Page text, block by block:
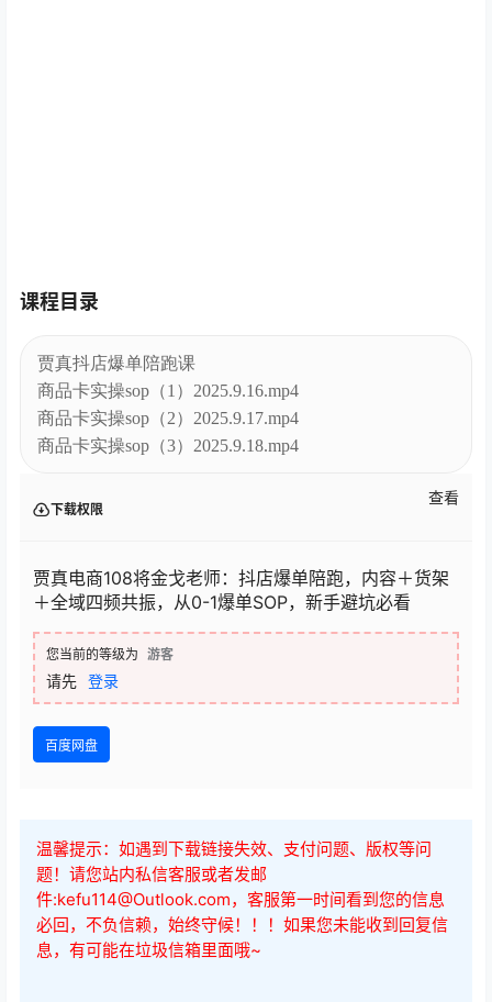
课程目录
贾真抖店爆单陪跑课
商品卡实操sop（1）2025.9.16.mp4
商品卡实操sop（2）2025.9.17.mp4
商品卡实操sop（3）2025.9.18.mp4
下载权限
查看
贾真电商108将金戈老师：抖店爆单陪跑，内容＋货架
＋全域四频共振，从0-1爆单SOP，新手避坑必看
您当前的等级为 游客
请先 登录
百度网盘
温馨提示：如遇到下载链接失效、支付问题、版权等问
题！请您站内私信客服或者发邮
件:kefu114@Outlook.com，客服第一时间看到您的信息
必回，不负信赖，始终守候！！！如果您未能收到回复信
息，有可能在垃圾信箱里面哦~